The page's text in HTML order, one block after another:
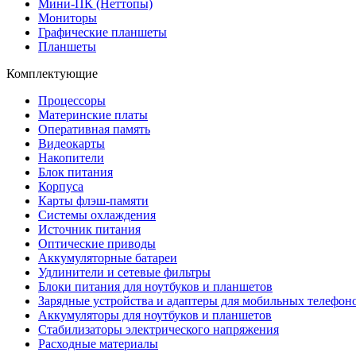
Мини-ПК (Неттопы)
Мониторы
Графические планшеты
Планшеты
Комплектующие
Процессоры
Материнские платы
Оперативная память
Видеокарты
Накопители
Блок питания
Корпуса
Карты флэш-памяти
Системы охлаждения
Источник питания
Оптические приводы
Аккумуляторные батареи
Удлинители и сетевые фильтры
Блоки питания для ноутбуков и планшетов
Зарядные устройства и адаптеры для мобильных
Аккумуляторы для ноутбуков и планшетов
Стабилизаторы электрического напряжения
Расходные материалы